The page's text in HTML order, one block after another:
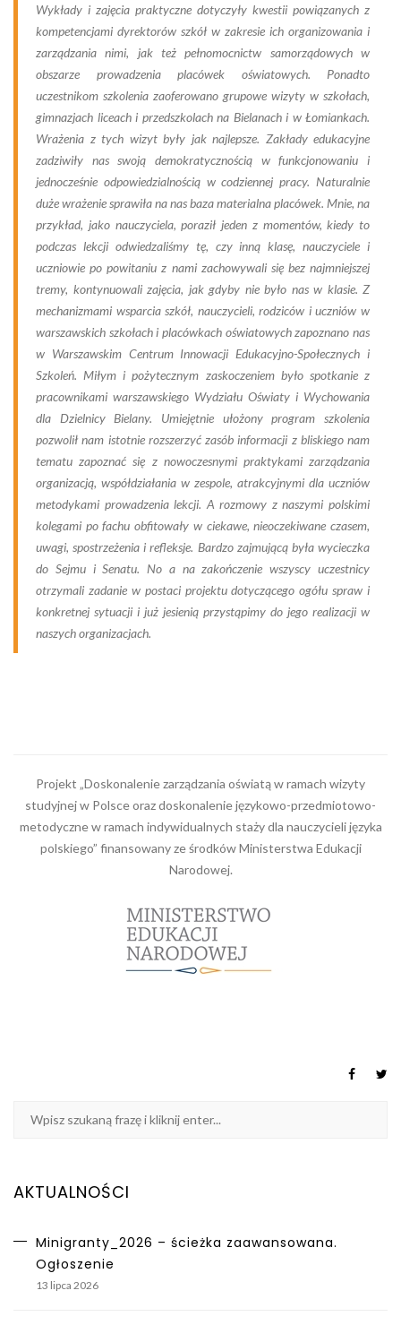
Wykłady i zajęcia praktyczne dotyczyły kwestii powiązanych z
kompetencjami dyrektorów szkół w zakresie ich organizowania i
zarządzania nimi, jak też pełnomocnictw samorządowych w
obszarze prowadzenia placówek oświatowych. Ponadto
uczestnikom szkolenia zaoferowano grupowe wizyty w szkołach,
gimnazjach liceach i przedszkolach na Bielanach i w Łomiankach.
Wrażenia z tych wizyt były jak najlepsze. Zakłady edukacyjne
zadziwiły nas swoją demokratycznością w funkcjonowaniu i
jednocześnie odpowiedzialnością w codziennej pracy. Naturalnie
duże wrażenie sprawiła na nas baza materialna placówek. Mnie, na
przykład, jako nauczyciela, poraził jeden z momentów, kiedy to
podczas lekcji odwiedzaliśmy tę, czy inną klasę, nauczyciele i
uczniowie po powitaniu z nami zachowywali się bez najmniejszej
tremy, kontynuowali zajęcia, jak gdyby nie było nas w klasie. Z
mechanizmami wsparcia szkół, nauczycieli, rodziców i uczniów w
warszawskich szkołach i placówkach oświatowych zapoznano nas
w Warszawskim Centrum Innowacji Edukacyjno-Społecznych i
Szkoleń. Miłym i pożytecznym zaskoczeniem było spotkanie z
pracownikami warszawskiego Wydziału Oświaty i Wychowania
dla Dzielnicy Bielany. Umiejętnie ułożony program szkolenia
pozwolił nam istotnie rozszerzyć zasób informacji z bliskiego nam
tematu zapoznać się z nowoczesnymi praktykami zarządzania
organizacją, współdziałania w zespole, atrakcyjnymi dla uczniów
metodykami prowadzenia lekcji. A rozmowy z naszymi polskimi
kolegami po fachu obfitowały w ciekawe, nieoczekiwane czasem,
uwagi, spostrzeżenia i refleksje. Bardzo zajmującą była wycieczka
do Sejmu i Senatu. No a na zakończenie wszyscy uczestnicy
otrzymali zadanie w postaci projektu dotyczącego ogółu spraw i
konkretnej sytuacji i już jesienią przystąpimy do jego realizacji w
naszych organizacjach.
Projekt „Doskonalenie zarządzania oświatą w ramach wizyty
studyjnej w Polsce oraz doskonalenie językowo-przedmiotowo-
metodyczne w ramach indywidualnych staży dla nauczycieli języka
polskiego” finansowany ze środków Ministerstwa Edukacji
Narodowej.
AKTUALNOŚCI
Minigranty_2026 – ścieżka zaawansowana.
Ogłoszenie
13 lipca 2026